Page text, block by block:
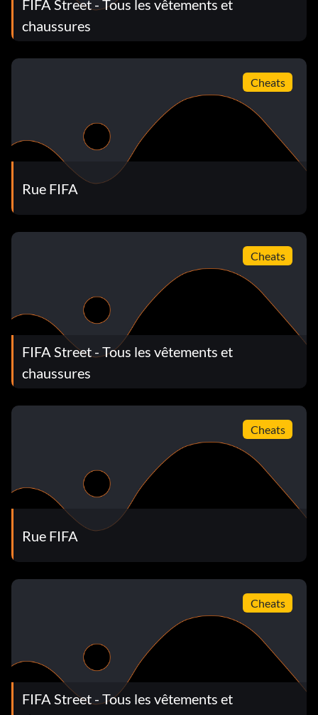
FIFA Street - Tous les vêtements et
chaussures
Cheats
Rue FIFA
Cheats
FIFA Street - Tous les vêtements et
chaussures
Cheats
Rue FIFA
Cheats
FIFA Street - Tous les vêtements et